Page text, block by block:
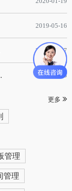
2019-05-16
2018-12-07
决方案 2019-05-13
更多
管理
管理